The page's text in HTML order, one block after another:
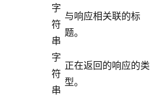
字
符
串
与响应相关联的标
题。
字
符
串
正在返回的响应的类
型。